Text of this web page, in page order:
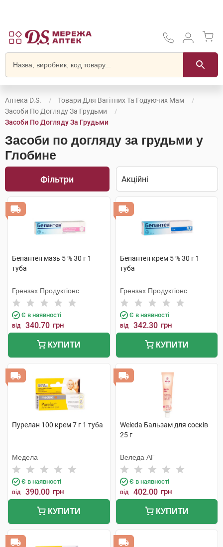
Аптека D.S.
Товари Для Вагітних Та Годуючих Мам
Засоби По Догляду За Грудьми
Засоби По Догляду За Грудьми
Засоби по догляду за грудьми у
Глобине
Фільтри
Бепантен мазь 5 % 30 г 1
туба
Грензах Продуктіонс
Є в наявності
від 340.70 грн
КУПИТИ
Бепантен крем 5 % 30 г 1
туба
Грензах Продуктіонс
Є в наявності
від 342.30 грн
КУПИТИ
Пурелан 100 крем 7 г 1 туба
Медела
Є в наявності
від 390.00 грн
КУПИТИ
Weleda Бальзам для сосків
25 г
Веледа АГ
Є в наявності
від 402.00 грн
КУПИТИ